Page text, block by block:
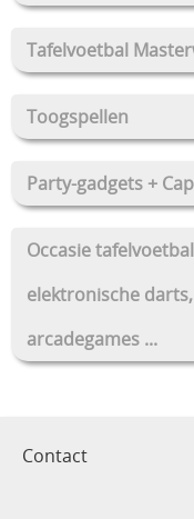
Tafelvoetbal
Toogspellen
Party-gadgets +
Occasie
elektronische
arcadegames ...
Contact